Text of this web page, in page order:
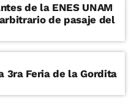
de la ENES UNAM
3ra Feria de la Gordita